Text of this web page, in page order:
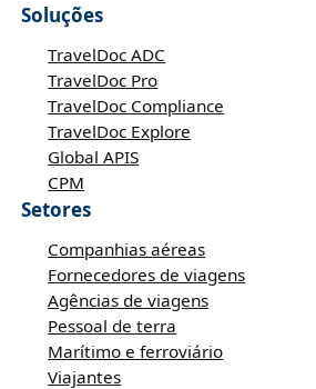
Soluções
TravelDoc ADC
TravelDoc Pro
TravelDoc Compliance
TravelDoc Explore
Global APIS
CPM
Setores
Companhias aéreas
Fornecedores de viagens
Agências de viagens
Pessoal de terra
Marítimo e ferroviário
Viajantes